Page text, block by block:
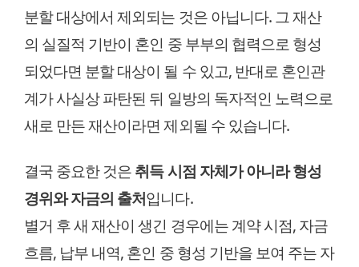
분할 대상에서 제외되는 것은 아닙니다. 그 재산
의 실질적 기반이 혼인 중 부부의 협력으로 형성
되었다면 분할 대상이 될 수 있고, 반대로 혼인관
계가 사실상 파탄된 뒤 일방의 독자적인 노력으로
새로 만든 재산이라면 제외될 수 있습니다.
결국 중요한 것은취득 시점 자체가 아니라 형성
경위와 자금의 출처입니다.
별거 후 새 재산이 생긴 경우에는 계약 시점, 자금
흐름, 납부 내역, 혼인 중 형성 기반을 보여 주는 자